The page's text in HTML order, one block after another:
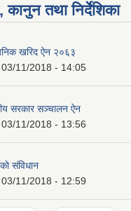
कानुन तथा निर्देशिका
खरिद ऐन २०६३
03/11/2018 - 14:05
सरकार सञ्चालन ऐन
03/11/2018 - 13:56
संविधान
03/11/2018 - 12:59